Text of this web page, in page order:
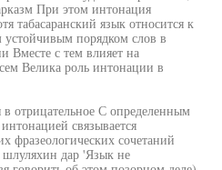
При этом интонация
табасаранский язык относится к
порядком слов в
Вместе с тем влияет на
Велика роль интонации в
отрицательное С определенным
связывается
фразеологических сочетаний
шлуляхин дар 'Язык не